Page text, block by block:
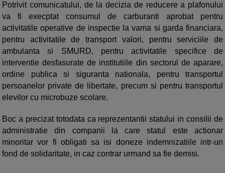
Potrivit comunicatului, de la decizia de reducere a plafonului
va fi execptat consumul de carburanti aprobat pentru
activitatile operative de inspectie la vama si garda financiara,
pentru activitatile de transport valori, pentru serviciile de
ambulanta si SMURD, pentru activitatile specifice de
interventie desfasurate de institutiile din sectorul de aparare,
ordine publica si siguranta nationala, pentru transportul
persoanelor private de libertate, precum si pentru transportul
elevilor cu microbuze scolare.
Boc a precizat totodata ca reprezentantii statului in consilii de
administratie din companii la care statul este actionar
minoritar vor fi obligati sa isi doneze indemnizatiile intr-un
fond de solidaritate, in caz contrar urmand sa fie demisi.